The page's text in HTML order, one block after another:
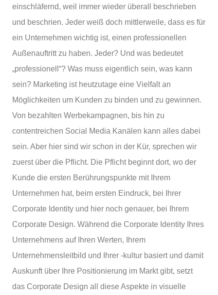
einschläfernd, weil immer wieder überall beschrieben
und beschrien. Jeder weiß doch mittlerweile, dass es für
ein Unternehmen wichtig ist, einen professionellen
Außenauftritt zu haben. Jeder? Und was bedeutet
„professionell“? Was muss eigentlich sein, was kann
sein? Marketing ist heutzutage eine Vielfalt an
Möglichkeiten um Kunden zu binden und zu gewinnen.
Von bezahlten Werbekampagnen, bis hin zu
contentreichen Social Media Kanälen kann alles dabei
sein. Aber hier sind wir schon in der Kür, sprechen wir
zuerst über die Pflicht. Die Pflicht beginnt dort, wo der
Kunde die ersten Berührungspunkte mit Ihrem
Unternehmen hat, beim ersten Eindruck, bei Ihrer
Corporate Identity und hier noch genauer, bei Ihrem
Corporate Design. Während die Corporate Identity Ihres
Unternehmens auf Ihren Werten, Ihrem
Unternehmensleitbild und Ihrer -kultur basiert und damit
Auskunft über Ihre Positionierung im Markt gibt, setzt
das Corporate Design all diese Aspekte in visuelle